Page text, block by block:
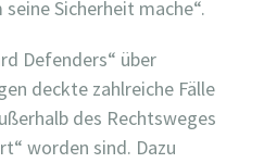
Sicherheit mache“.
Defenders“ über
deckte zahlreiche Fälle
des Rechtsweges
worden sind. Dazu